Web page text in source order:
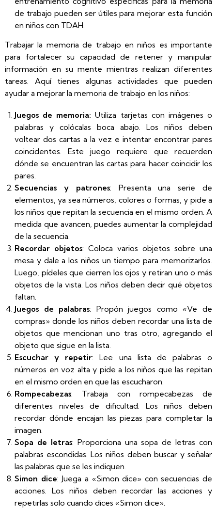
de trabajo pueden ser útiles para mejorar esta función
en niños con TDAH.
Trabajar la memoria de trabajo en niños es importante
para fortalecer su capacidad de retener y manipular
información en su mente mientras realizan diferentes
tareas. Aquí tienes algunas actividades que pueden
ayudar a mejorar la memoria de trabajo en los niños:
Juegos de memoria: Utiliza tarjetas con imágenes o
palabras y colócalas boca abajo. Los niños deben
voltear dos cartas a la vez e intentar encontrar pares
coincidentes. Este juego requiere que recuerden
dónde se encuentran las cartas para hacer coincidir los
pares.
Secuencias y patrones: Presenta una serie de
elementos, ya sea números, colores o formas, y pide a
los niños que repitan la secuencia en el mismo orden. A
medida que avancen, puedes aumentar la complejidad
de la secuencia.
Recordar objetos: Coloca varios objetos sobre una
mesa y dale a los niños un tiempo para memorizarlos.
Luego, pídeles que cierren los ojos y retiran uno o más
objetos de la vista. Los niños deben decir qué objetos
faltan.
Juegos de palabras: Propón juegos como «Ve de
compras» donde los niños deben recordar una lista de
objetos que mencionan uno tras otro, agregando el
objeto que sigue en la lista.
Escuchar y repetir: Lee una lista de palabras o
números en voz alta y pide a los niños que las repitan
en el mismo orden en que las escucharon.
Rompecabezas: Trabaja con rompecabezas de
diferentes niveles de dificultad. Los niños deben
recordar dónde encajan las piezas para completar la
imagen.
Sopa de letras: Proporciona una sopa de letras con
palabras escondidas. Los niños deben buscar y señalar
las palabras que se les indiquen.
Simon dice: Juega a «Simon dice» con secuencias de
acciones. Los niños deben recordar las acciones y
repetirlas solo cuando dices «Simon dice».